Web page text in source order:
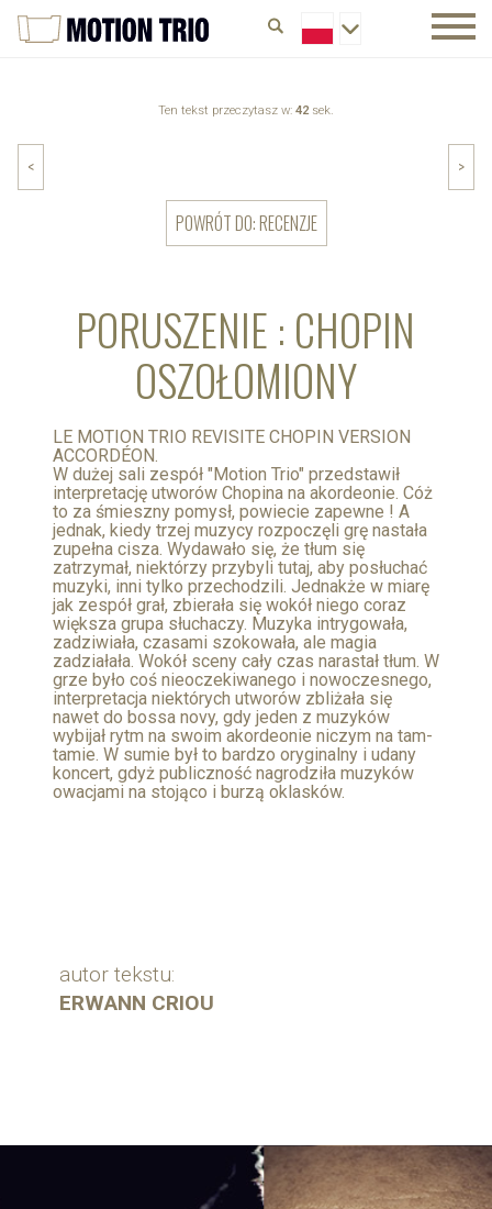
Ten tekst przeczytasz w: 42 sek.
PORUSZENIE : CHOPIN
OSZOŁOMIONY
< >
POWRÓT DO: RECENZJE
LE MOTION TRIO REVISITE CHOPIN VERSION
ACCORDÉON.
W dużej sali zespół "Motion Trio" przedstawił
interpretację utworów Chopina na akordeonie. Cóż
to za śmieszny pomysł, powiecie zapewne ! A
jednak, kiedy trzej muzycy rozpoczęli grę nastała
zupełna cisza. Wydawało się, że tłum się
zatrzymał, niektórzy przybyli tutaj, aby posłuchać
muzyki, inni tylko przechodzili. Jednakże w miarę
jak zespół grał, zbierała się wokół niego coraz
większa grupa słuchaczy. Muzyka intrygowała,
zadziwiała, czasami szokowała, ale magia
zadziałała. Wokół sceny cały czas narastał tłum. W
grze było coś nieoczekiwanego i nowoczesnego,
interpretacja niektórych utworów zbliżała się
nawet do bossa novy, gdy jeden z muzyków
wybijał rytm na swoim akordeonie niczym na tam-
tamie. W sumie był to bardzo oryginalny i udany
koncert, gdyż publiczność nagrodziła muzyków
owacjami na stojąco i burzą oklasków.
autor tekstu:
ERWANN CRIOU